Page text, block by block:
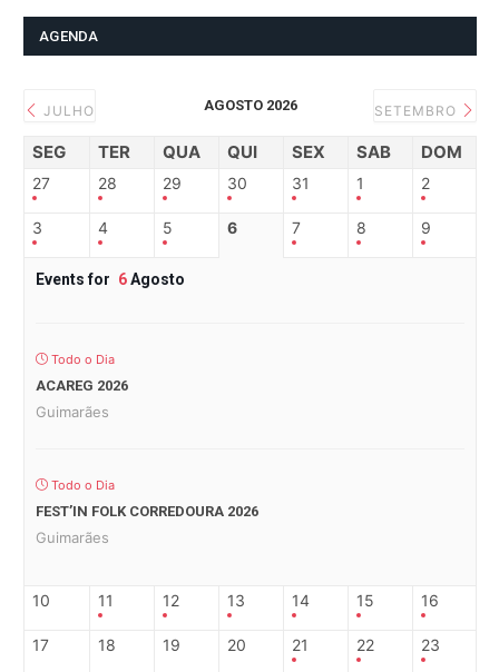
AGENDA
JULHO AGOSTO 2026 SETEMBRO
SEG TER QUA QUI SEX SAB DOM
27 28 29 30 31 1 2
3 4 5 6 7 8 9
Events for 6Agosto
Todo o Dia
ACAREG 2026
Guimarães
Todo o Dia
FEST’IN FOLK CORREDOURA 2026
Guimarães
10 11 12 13 14 15 16
17 18 19 20 21 22 23